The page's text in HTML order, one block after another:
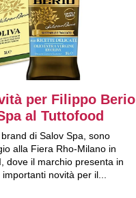
per Filippo Berio
al Tuttofood
di Salov Spa, sono
alla Fiera Rho-Milano in
, dove il marchio presenta in
novità per il...